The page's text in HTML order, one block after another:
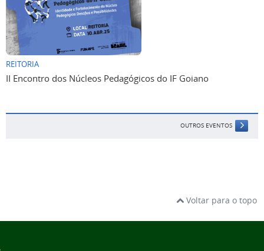
REITORIA
II Encontro dos Núcleos Pedagógicos do IF Goiano
OUTROS EVENTOS
Voltar para o topo